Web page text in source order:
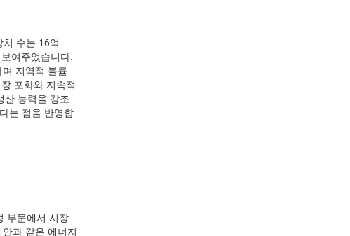
수는 16억
여주었습니다.
지역적 볼륨
포화와 지속적
산 능력을 강조
는 점을 반영합
부문에서 시장
과 같은 에너지